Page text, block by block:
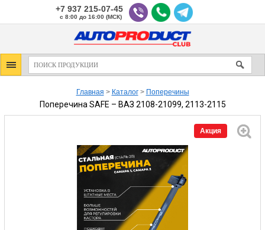
+7 937 215-07-45
с 8:00 до 16:00 (МСК)
Главная > Каталог> Поперечины
Поперечина SAFE – ВАЗ 2108-21099, 2113-2115
Акция